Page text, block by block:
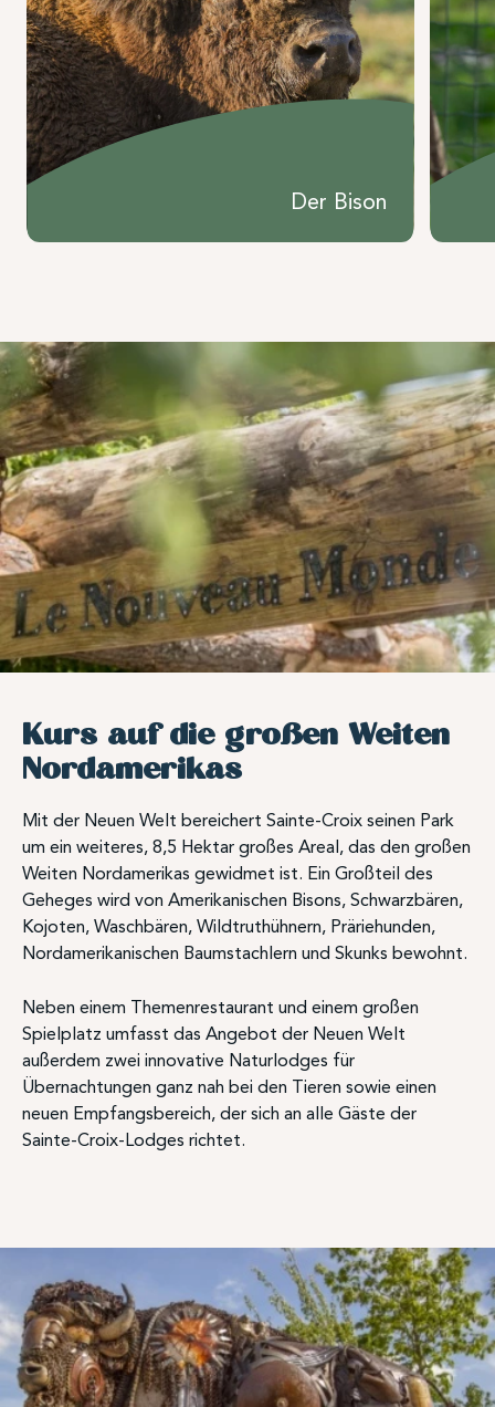
Der Bison
Kurs auf die großen Weiten
Nordamerikas
Mit der Neuen Welt bereichert Sainte-Croix seinen Park
um ein weiteres, 8,5 Hektar großes Areal, das den großen
Weiten Nordamerikas gewidmet ist. Ein Großteil des
Geheges wird von Amerikanischen Bisons, Schwarzbären,
Kojoten, Waschbären, Wildtruthühnern, Präriehunden,
Nordamerikanischen Baumstachlern und Skunks bewohnt.
Neben einem Themenrestaurant und einem großen
Spielplatz umfasst das Angebot der Neuen Welt
außerdem zwei innovative Naturlodges für
Übernachtungen ganz nah bei den Tieren sowie einen
neuen Empfangsbereich, der sich an alle Gäste der
Sainte-Croix-Lodges richtet.